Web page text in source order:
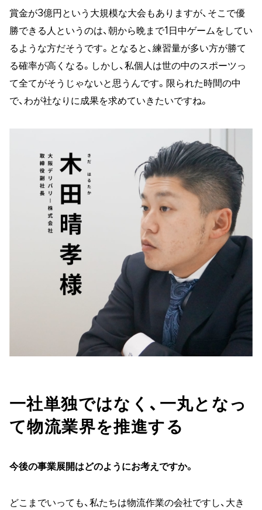
賞金が3億円という大規模な大会もありますが、そこで優
勝できる人というのは、朝から晩まで1日中ゲームをしてい
るような方だそうです。となると、練習量が多い方が勝て
る確率が高くなる。しかし、私個人は世の中のスポーツっ
て全てがそうじゃないと思うんです。限られた時間の中
で、わが社なりに成果を求めていきたいですね。
一社単独ではなく、一丸となっ
て物流業界を推進する
今後の事業展開はどのようにお考えですか。
どこまでいっても、私たちは物流作業の会社ですし、大き